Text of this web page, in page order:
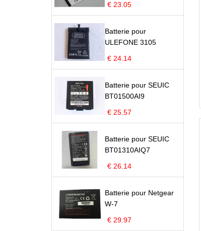
€ 23.05
Batterie pour
ULEFONE 3105
€ 24.14
Batterie pour SEUIC
BT01500AI9
€ 25.57
Batterie pour SEUIC
BT01310AIQ7
€ 26.14
Batterie pour Netgear
W-7
€ 29.97